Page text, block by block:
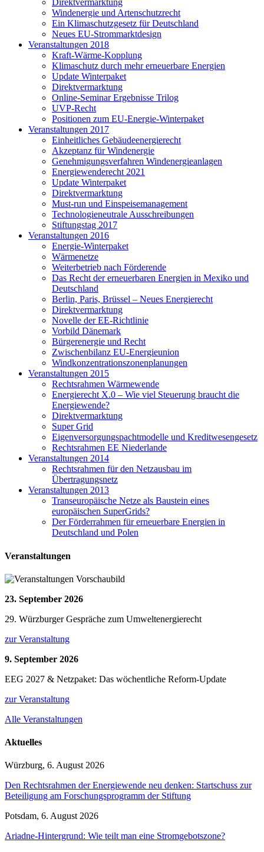
Direktvermarktung
Windenergie und Artenschutzrecht
Ein Klimaschutzgesetz für Deutschland
Neues EU-Strommarktdesign
Veranstaltungen 2018
Kraft-Wärme-Kopplung
Klimaschutz durch mehr erneuerbare Energien
Update Winterpaket
Direktvermarktung
Online-Seminar Ergebnisse Trilog
UVP-Recht
Positionen zum EU-Energie-Winterpaket
Veranstaltungen 2017
Einheitliches Gebäudeenergierecht
Akzeptanz für Windenergie
Genehmigungsverfahren Windenergieanlagen
Energiewenderecht 2021
Update Winterpaket
Direktvermarktung
Must-run und Einspeisemanagement
Technologieneutrale Ausschreibungen
Stiftungstag 2017
Veranstaltungen 2016
Energie-Winterpaket
Wärmenetze
Weiterbetrieb nach Förderende
Das Recht der erneuerbaren Energien in Mexiko und
Deutschland
Berlin, Paris, Brüssel – Neues Energierecht
Direktvermarktung
Novelle der EE-Richtlinie
Vorbild Dänemark
Bürgerenergie und Recht
Zwischenbilanz EU-Energieunion
Windkonzentrationszonenplanungen
Veranstaltungen 2015
Rechtsrahmen Wärmewende
Energierecht X.0 – Wie viel Steuerung braucht die
Energiewende?
Direktvermarktung
Super Grid
Eigenversorgungspachtmodelle und Kreditwesengesetz
Rechtsrahmen EE Niederlande
Veranstaltungen 2014
Rechtsrahmen für den Netzausbau im
Übertragungsnetz
Veranstaltungen 2013
Transeuropäische Netze als Baustein eines
europäischen SuperGrids?
Der Förderrahmen für erneuerbare Energien in
Deutschland und Polen
Veranstaltungen
23. September 2026
29. Würzburger Gespräche zum Umweltenergierecht
zur Veranstaltung
9. September 2026
EEG 2027 & Netzpaket: Das wöchentliche Reform-Update
zur Veranstaltung
Alle Veranstaltungen
Aktuelles
Würzburg, 6. August 2026
Den Rechtsrahmen der Energiewende neu denken: Startschuss zur
Beteiligung am Forschungsprogramm der Stiftung
Potsdam, 6. August 2026
Ariadne-Hintergrund: Wie teilt man eine Stromgebotszone?